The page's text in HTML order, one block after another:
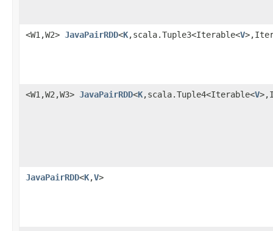
<W1,W2> JavaPairRDD<K,scala.Tuple3<Iterable<V
<W1,W2,W3> JavaPairRDD<K,scala.Tuple4<Iterable<V
JavaPairRDD<K,V>